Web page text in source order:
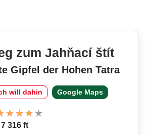
zum Jahňací štít
Gipfel der Hohen Tatra
will dahin Google Maps
316 ft